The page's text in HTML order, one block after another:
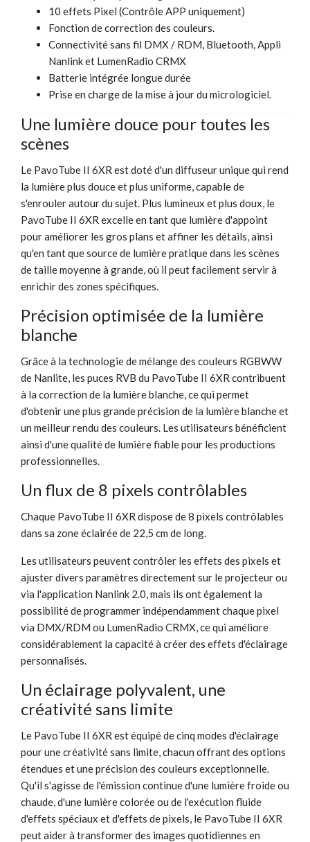
10 effets Pixel (Contrôle APP uniquement)
Fonction de correction des couleurs.
Connectivité sans fil DMX / RDM, Bluetooth, Appli
Nanlink et LumenRadio CRMX
Batterie intégrée longue durée
Prise en charge de la mise à jour du micrologiciel.
Une lumière douce pour toutes les
scènes
Le PavoTube II 6XR est doté d'un diffuseur unique qui rend
la lumière plus douce et plus uniforme, capable de
s'enrouler autour du sujet. Plus lumineux et plus doux, le
PavoTube II 6XR excelle en tant que lumière d'appoint
pour améliorer les gros plans et affiner les détails, ainsi
qu'en tant que source de lumière pratique dans les scènes
de taille moyenne à grande, où il peut facilement servir à
enrichir des zones spécifiques.
Précision optimisée de la lumière
blanche
Grâce à la technologie de mélange des couleurs RGBWW
de Nanlite, les puces RVB du PavoTube II 6XR contribuent
à la correction de la lumière blanche, ce qui permet
d'obtenir une plus grande précision de la lumière blanche et
un meilleur rendu des couleurs. Les utilisateurs bénéficient
ainsi d'une qualité de lumière fiable pour les productions
professionnelles.
Un flux de 8 pixels contrôlables
Chaque PavoTube II 6XR dispose de 8 pixels contrôlables
dans sa zone éclairée de 22,5 cm de long.
Les utilisateurs peuvent contrôler les effets des pixels et
ajuster divers paramètres directement sur le projecteur ou
via l'application Nanlink 2.0, mais ils ont également la
possibilité de programmer indépendamment chaque pixel
via DMX/RDM ou LumenRadio CRMX, ce qui améliore
considérablement la capacité à créer des effets d'éclairage
personnalisés.
Un éclairage polyvalent, une
créativité sans limite
Le PavoTube II 6XR est équipé de cinq modes d'éclairage
pour une créativité sans limite, chacun offrant des options
étendues et une précision des couleurs exceptionnelle.
Qu'il s'agisse de l'émission continue d'une lumière froide ou
chaude, d'une lumière colorée ou de l'exécution fluide
d'effets spéciaux et d'effets de pixels, le PavoTube II 6XR
peut aider à transformer des images quotidiennes en